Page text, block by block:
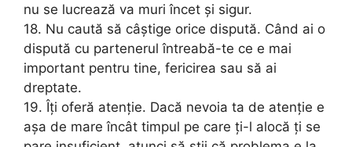
nu se lucrează va muri încet și sigur.
18. Nu caută să câștige orice dispută. Când ai o
dispută cu partenerul întreabă-te ce e mai
important pentru tine, fericirea sau să ai
dreptate.
19. Îți oferă atenție. Dacă nevoia ta de atenție e
așa de mare încât timpul pe care ți-l alocă ți se